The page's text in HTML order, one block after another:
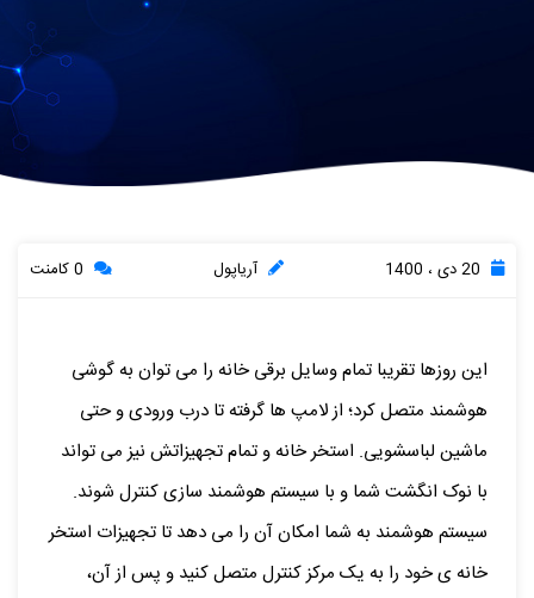
آریاپول
این روزها تقریبا تمام وسایل برقی خانه را می توان به گوشی
هوشمند متصل کرد؛ از لامپ ها گرفته تا درب ورودی و حتی
ماشین لباسشویی. استخر خانه و تمام تجهیزاتش نیز می تواند
با نوک انگشت شما و با سیستم هوشمند سازی کنترل شوند.
سیستم هوشمند به شما امکان آن را می دهد تا تجهیزات استخر
خانه ی خود را به یک مرکز کنترل متصل کنید و پس از آن،